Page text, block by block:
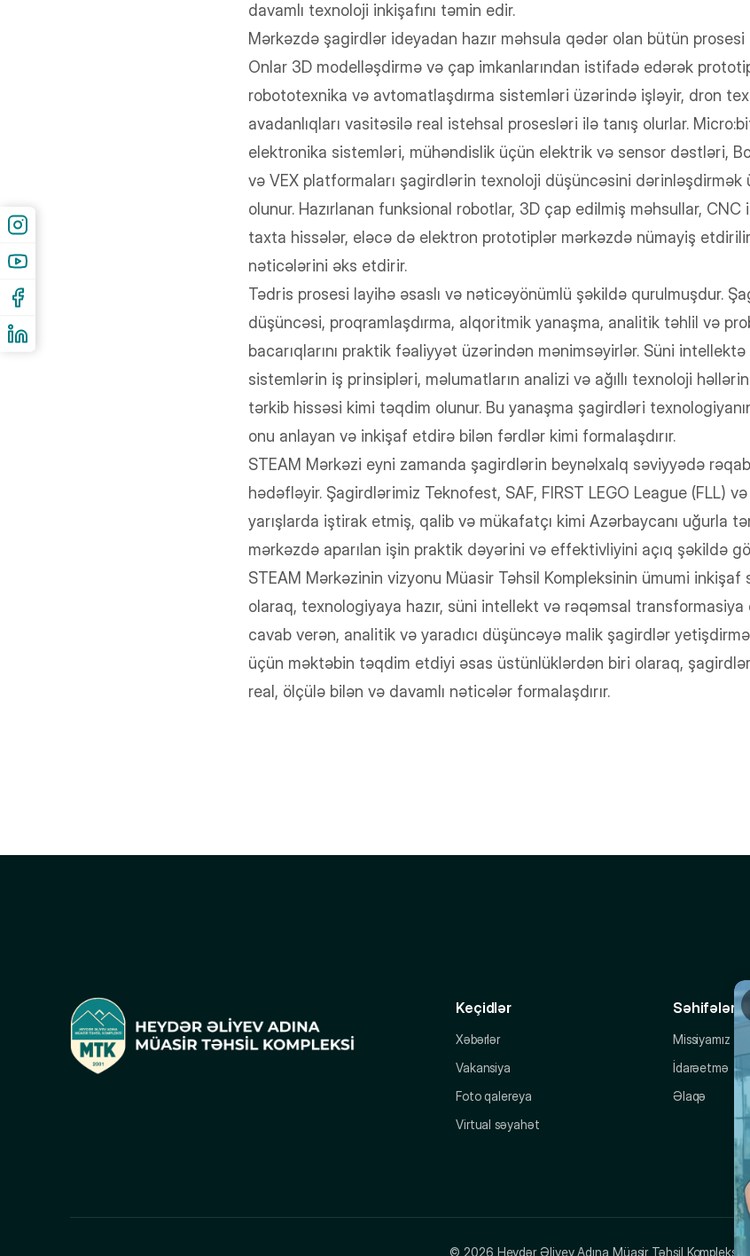
davamlı texnoloji inkişafını təmin edir.
Mərkəzdə şagirdlər ideyadan hazır məhsula qədər olan bütün
Onlar 3D modelləşdirmə və çap imkanlarından istifadə edərək
robototexnika və avtomatlaşdırma sistemləri üzərində işləyir, dron
avadanlıqları vasitəsilə real istehsal prosesləri ilə tanış olurlar.
elektronika sistemləri, mühəndislik üçün elektrik və sensor dəstləri,
və VEX platformaları şagirdlərin texnoloji düşüncəsini
olunur. Hazırlanan funksional robotlar, 3D çap edilmiş məhsullar, CNC
taxta hissələr, eləcə də elektron prototiplər mərkəzdə nümayiş
nəticələrini əks etdirir.
Tədris prosesi layihə əsaslı və nəticəyönümlü şəkildə qurulmuşdur.
düşüncəsi, proqramlaşdırma, alqoritmik yanaşma, analitik təhlil və
bacarıqlarını praktik fəaliyyət üzərindən mənimsəyirlər. Süni intellektə
sistemlərin iş prinsipləri, məlumatların analizi və ağıllı texnoloji
tərkib hissəsi kimi təqdim olunur. Bu yanaşma şagirdləri
onu anlayan və inkişaf etdirə bilən fərdlər kimi formalaşdırır.
STEAM Mərkəzi eyni zamanda şagirdlərin beynəlxalq səviyyədə
hədəfləyir. Şagirdlərimiz Teknofest, SAF, FIRST LEGO League (FLL)
yarışlarda iştirak etmiş, qalib və mükafatçı kimi Azərbaycanı uğurla
mərkəzdə aparılan işin praktik dəyərini və effektivliyini açıq şəkildə
STEAM Mərkəzinin vizyonu Müasir Təhsil Kompleksinin ümumi inkişaf
olaraq, texnologiyaya hazır, süni intellekt və rəqəmsal
cavab verən, analitik və yaradıcı düşüncəyə malik şagirdlər
üçün məktəbin təqdim etdiyi əsas üstünlüklərdən biri olaraq,
real, ölçülə bilən və davamlı nəticələr formalaşdırır.
Keçidlər
Xəbərlər
Vakansiya
Foto qalereya
Virtual səyahət
Səhifələr
Missiyamız
İdarəetmə
Əlaqə
© 2026 Heydər Əliyev Adına Müasir Təhsil Kompleksi.